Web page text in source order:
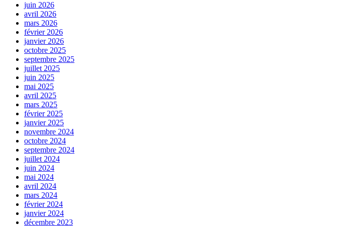
juin 2026
avril 2026
mars 2026
février 2026
janvier 2026
octobre 2025
septembre 2025
juillet 2025
juin 2025
mai 2025
avril 2025
mars 2025
février 2025
janvier 2025
novembre 2024
octobre 2024
septembre 2024
juillet 2024
juin 2024
mai 2024
avril 2024
mars 2024
février 2024
janvier 2024
décembre 2023